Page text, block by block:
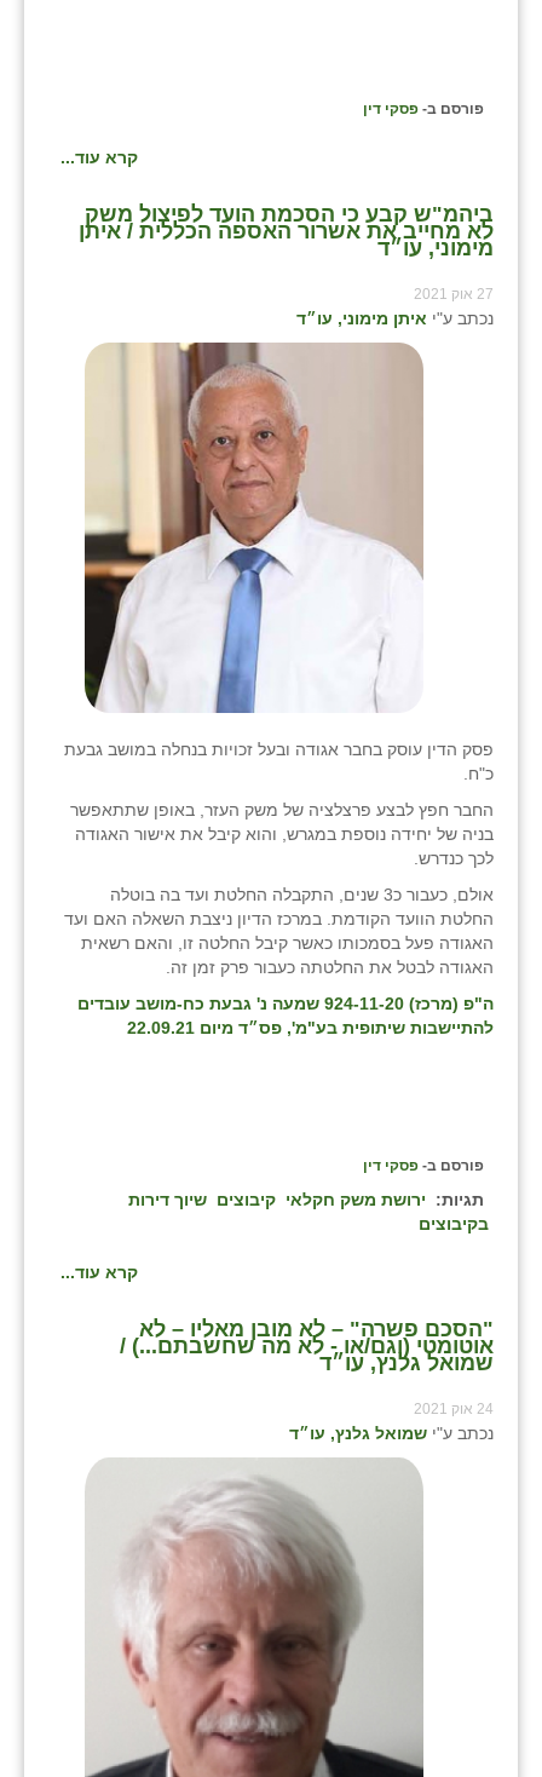
פורסם ב- פסקי דין
קרא עוד...
ביהמ"ש קבע כי הסכמת הועד לפיצול משק
לא מחייב את אשרור האספה הכללית / איתן
מימוני, עו״ד
27 אוק 2021
נכתב ע"י איתן מימוני, עו״ד
פסק הדין עוסק בחבר אגודה ובעל זכויות בנחלה במושב גבעת
כ"ח.
החבר חפץ לבצע פרצלציה של משק העזר, באופן שתתאפשר
בניה של יחידה נוספת במגרש, והוא קיבל את אישור האגודה
לכך כנדרש.
אולם, כעבור כ3 שנים, התקבלה החלטת ועד בה בוטלה
החלטת הוועד הקודמת. במרכז הדיון ניצבת השאלה האם ועד
האגודה פעל בסמכותו כאשר קיבל החלטה זו, והאם רשאית
האגודה לבטל את החלטתה כעבור פרק זמן זה.
ה"פ (מרכז) 924-11-20 שמעה נ' גבעת כח-מושב עובדים
להתיישבות שיתופית בע"מ', פס״ד מיום 22.09.21
פורסם ב- פסקי דין
תגיות: ירושת משק חקלאי קיבוצים שיוך דירות
בקיבוצים
קרא עוד...
"הסכם פשרה" – לא מובן מאליו – לא
אוטומטי (וגם/או - לא מה שחשבתם...) /
שמואל גלנץ, עו״ד
24 אוק 2021
נכתב ע"י שמואל גלנץ, עו״ד